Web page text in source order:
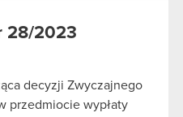
28/2023
decyzji Zwyczajnego
przedmiocie wypłaty